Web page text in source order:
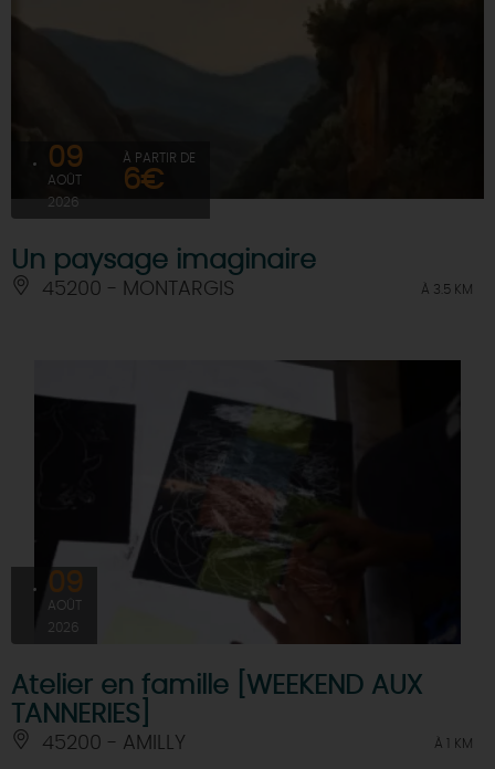
09
AOÛT
2026
À PARTIR DE
6€
Un paysage imaginaire
45200 - MONTARGIS À 3.5 KM
09
AOÛT
2026
Atelier en famille [WEEKEND AUX
TANNERIES]
45200 - AMILLY À 1 KM